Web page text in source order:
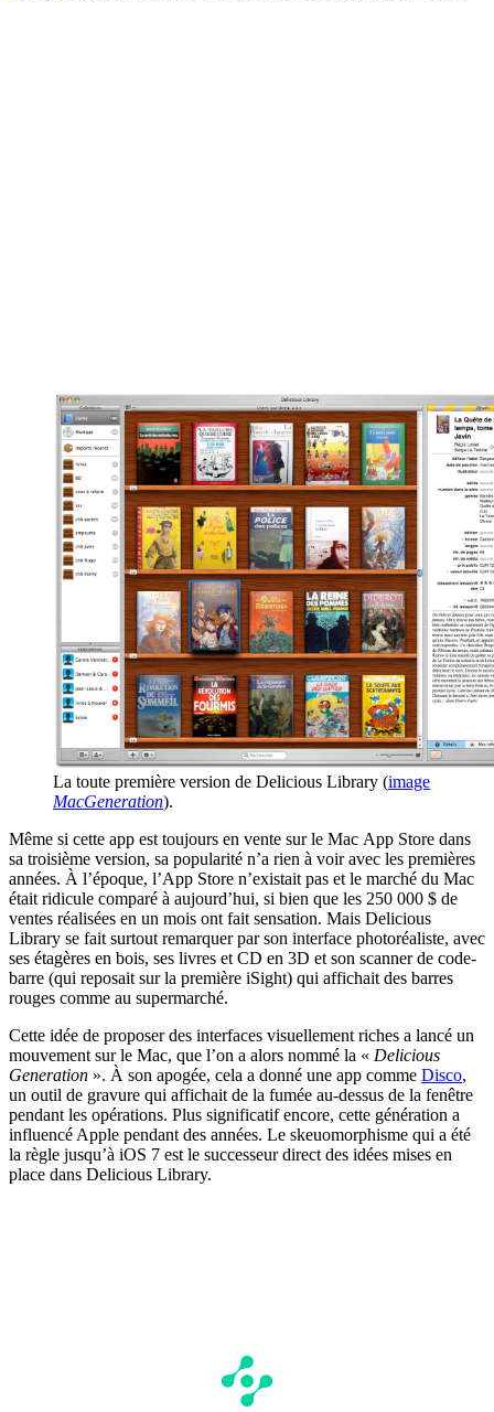
La toute première version de Delicious Library (image
MacGeneration).
Même si cette app est toujours en vente sur le Mac App Store dans
sa troisième version, sa popularité n’a rien à voir avec les premières
années. À l’époque, l’App Store n’existait pas et le marché du Mac
était ridicule comparé à aujourd’hui, si bien que les 250 000 $ de
ventes réalisées en un mois ont fait sensation. Mais Delicious
Library se fait surtout remarquer par son interface photoréaliste, avec
ses étagères en bois, ses livres et CD en 3D et son scanner de code-
barre (qui reposait sur la première iSight) qui affichait des barres
rouges comme au supermarché.
Cette idée de proposer des interfaces visuellement riches a lancé un
mouvement sur le Mac, que l’on a alors nommé la « Delicious
Generation ». À son apogée, cela a donné une app comme Disco,
un outil de gravure qui affichait de la fumée au-dessus de la fenêtre
pendant les opérations. Plus significatif encore, cette génération a
influencé Apple pendant des années. Le skeuomorphisme qui a été
la règle jusqu’à iOS 7 est le successeur direct des idées mises en
place dans Delicious Library.